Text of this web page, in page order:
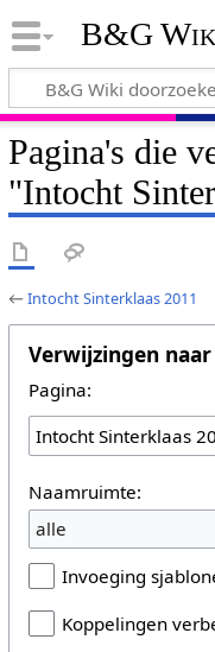
B&G
Pagina's die
"Intocht
←Intocht Sinterklaas 2011
Verwijzingen
Pagina:
Naamruimte:
alle
Invoeging
Koppelingen